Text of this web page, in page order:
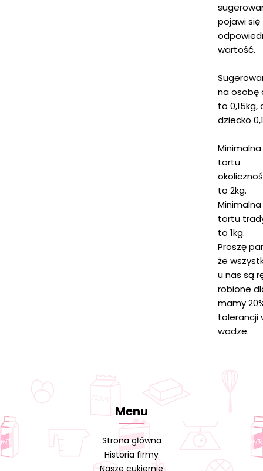
pojawi się
wartość.
na osobę
to 0,15kg,
dziecko
tortu
to 2kg.
tortu
to 1kg.
Proszę
że
u nas są
robione
mamy
tolerancji
wadze.
Menu
Strona główna
Historia firmy
Nasze cukiernie